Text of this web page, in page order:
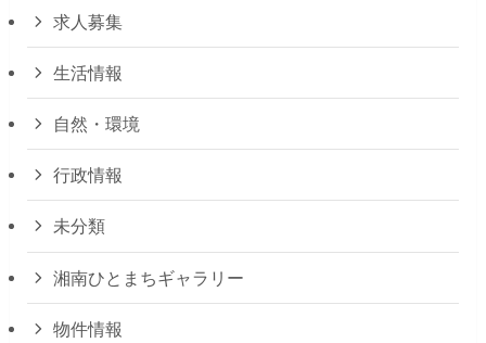
求人募集
生活情報
自然・環境
行政情報
未分類
湘南ひとまちギャラリー
物件情報